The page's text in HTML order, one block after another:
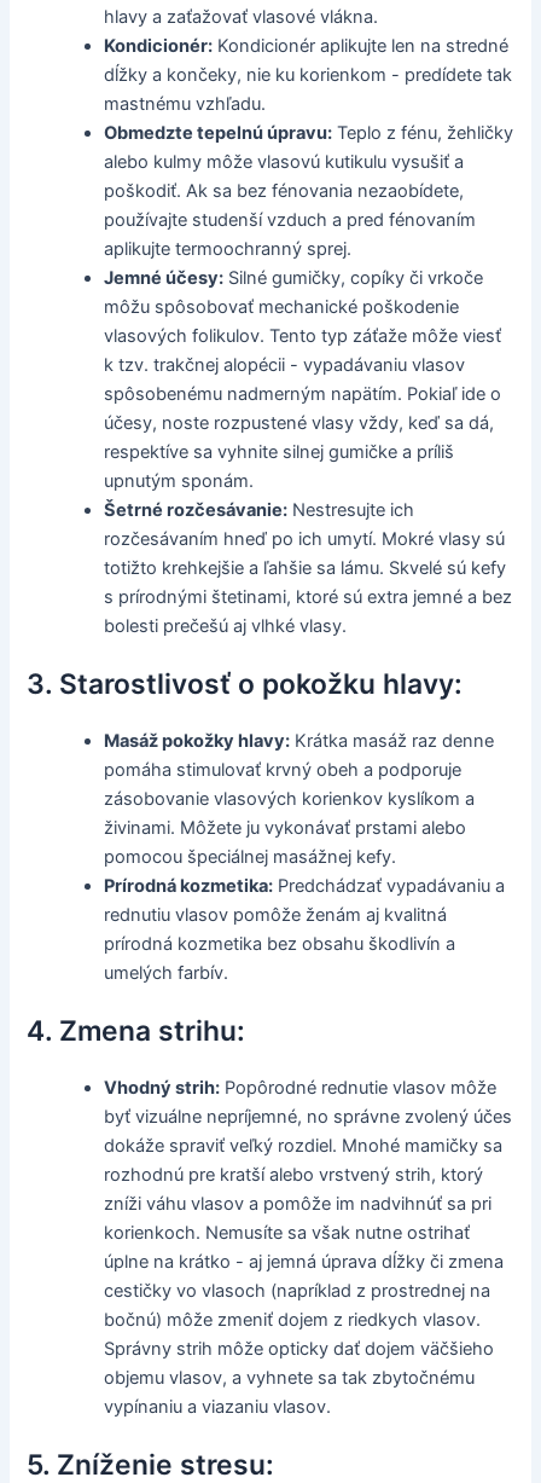
hlavy a zaťažovať vlasové vlákna.
Kondicionér: Kondicionér aplikujte len na stredné
dĺžky a končeky, nie ku korienkom - predídete tak
mastnému vzhľadu.
Obmedzte tepelnú úpravu: Teplo z fénu, žehličky
alebo kulmy môže vlasovú kutikulu vysušiť a
poškodiť. Ak sa bez fénovania nezaobídete,
používajte studenší vzduch a pred fénovaním
aplikujte termoochranný sprej.
Jemné účesy: Silné gumičky, copíky či vrkoče
môžu spôsobovať mechanické poškodenie
vlasových folikulov. Tento typ záťaže môže viesť
k tzv. trakčnej alopécii - vypadávaniu vlasov
spôsobenému nadmerným napätím. Pokiaľ ide o
účesy, noste rozpustené vlasy vždy, keď sa dá,
respektíve sa vyhnite silnej gumičke a príliš
upnutým sponám.
Šetrné rozčesávanie: Nestresujte ich
rozčesávaním hneď po ich umytí. Mokré vlasy sú
totižto krehkejšie a ľahšie sa lámu. Skvelé sú kefy
s prírodnými štetinami, ktoré sú extra jemné a bez
bolesti prečešú aj vlhké vlasy.
3. Starostlivosť o pokožku hlavy:
Masáž pokožky hlavy: Krátka masáž raz denne
pomáha stimulovať krvný obeh a podporuje
zásobovanie vlasových korienkov kyslíkom a
živinami. Môžete ju vykonávať prstami alebo
pomocou špeciálnej masážnej kefy.
Prírodná kozmetika: Predchádzať vypadávaniu a
rednutiu vlasov pomôže ženám aj kvalitná
prírodná kozmetika bez obsahu škodlivín a
umelých farbív.
4. Zmena strihu:
Vhodný strih: Popôrodné rednutie vlasov môže
byť vizuálne nepríjemné, no správne zvolený účes
dokáže spraviť veľký rozdiel. Mnohé mamičky sa
rozhodnú pre kratší alebo vrstvený strih, ktorý
zníži váhu vlasov a pomôže im nadvihnúť sa pri
korienkoch. Nemusíte sa však nutne ostrihať
úplne na krátko - aj jemná úprava dĺžky či zmena
cestičky vo vlasoch (napríklad z prostrednej na
bočnú) môže zmeniť dojem z riedkych vlasov.
Správny strih môže opticky dať dojem väčšieho
objemu vlasov, a vyhnete sa tak zbytočnému
vypínaniu a viazaniu vlasov.
5. Zníženie stresu: